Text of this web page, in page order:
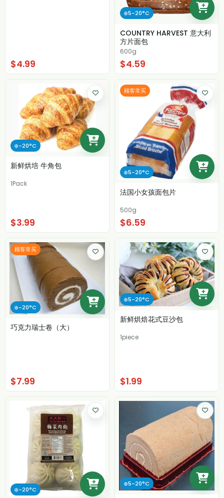
$4.99
❄️5-20°C
COUNTRY HARVEST 意大利
方片面包
600g
$4.59
❄️-20°C
新鲜烘培 牛角包
1Pack
$3.99
顾客常买
❄️5-20°C
法国小女孩面包片
500g
$6.59
顾客常买
❄️-20°C
巧克力瑞士卷（大）
$7.99
❄️5-20°C
新鲜烘焙花式豆沙包
1piece
$1.99
❄️-20°C
❄️5-20°C